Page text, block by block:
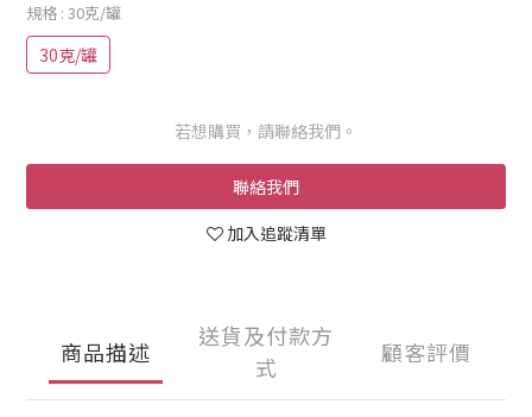
規格 : 30克/罐
30克/罐
若想購買，請聯絡我們。
聯絡我們
加入追蹤清單
商品描述
送貨及付款方
式
顧客評價